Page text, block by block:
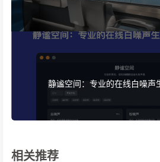
静谧空间：专业的在线白噪声
相关推荐